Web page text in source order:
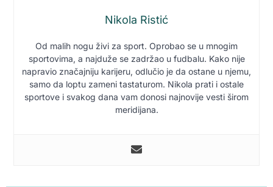
Nikola Ristić
Od malih nogu živi za sport. Oprobao se u mnogim
sportovima, a najduže se zadržao u fudbalu. Kako nije
napravio značajniju karijeru, odlučio je da ostane u njemu,
samo da loptu zameni tastaturom. Nikola prati i ostale
sportove i svakog dana vam donosi najnovije vesti širom
meridijana.